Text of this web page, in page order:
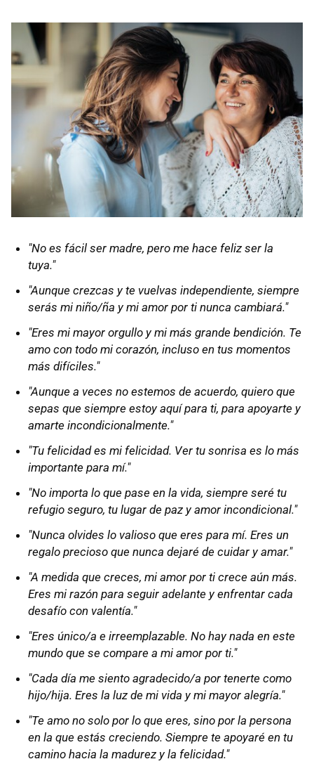
"No es fácil ser madre, pero me hace feliz ser la
tuya."
"Aunque crezcas y te vuelvas independiente, siempre
serás mi niño/ña y mi amor por ti nunca cambiará."
"Eres mi mayor orgullo y mi más grande bendición. Te
amo con todo mi corazón, incluso en tus momentos
más difíciles."
"Aunque a veces no estemos de acuerdo, quiero que
sepas que siempre estoy aquí para ti, para apoyarte y
amarte incondicionalmente."
"Tu felicidad es mi felicidad. Ver tu sonrisa es lo más
importante para mí."
"No importa lo que pase en la vida, siempre seré tu
refugio seguro, tu lugar de paz y amor incondicional."
"Nunca olvides lo valioso que eres para mí. Eres un
regalo precioso que nunca dejaré de cuidar y amar."
"A medida que creces, mi amor por ti crece aún más.
Eres mi razón para seguir adelante y enfrentar cada
desafío con valentía."
"Eres único/a e irreemplazable. No hay nada en este
mundo que se compare a mi amor por ti."
"Cada día me siento agradecido/a por tenerte como
hijo/hija. Eres la luz de mi vida y mi mayor alegría."
"Te amo no solo por lo que eres, sino por la persona
en la que estás creciendo. Siempre te apoyaré en tu
camino hacia la madurez y la felicidad."